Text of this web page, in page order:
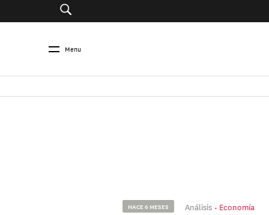
Menu
HACE 6 MESES Análisis Economía